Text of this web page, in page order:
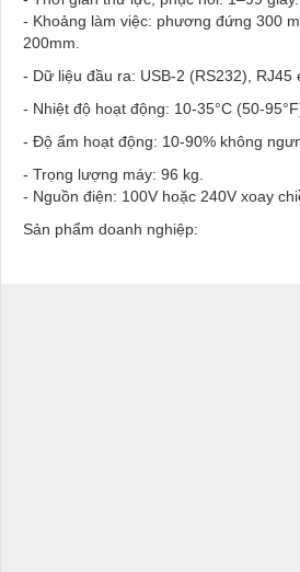
- Khoảng làm việc: phương đứng 300
200mm.
- Dữ liệu đầu ra: USB-2 (RS232), RJ45
- Nhiệt độ hoạt động: 10-35°C (50-
- Độ ẩm hoạt động: 10-90% không
- Trọng lượng máy: 96 kg.
- Nguồn điện: 100V hoặc 240V xoay
Sản phẩm doanh nghiệp: